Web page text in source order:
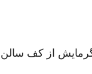
از کف سالن